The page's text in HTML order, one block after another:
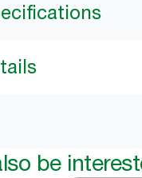
be